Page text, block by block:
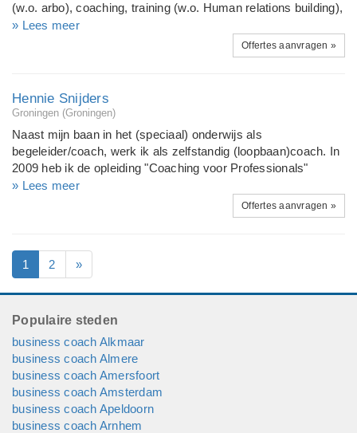
(w.o. arbo), coaching, training (w.o. Human relations building),
begeleiding, isocertificering, onderzoek, (beleids)evaluatie,
rapportages en diverse verslagleggingen, opzetten en
ondersteunen van werkcentra, reintegratie van
ondersteuning en coaching, diversiteitsmanagement,
begeleiding van fusieprocessen en tekstproducties.
» Lees meer
Offertes aanvragen »
Hennie Snijders
Groningen (Groningen)
Naast mijn baan in het (speciaal) onderwijs als
begeleider/coach, werk ik als zelfstandig (loopbaan)coach. In
2009 heb ik de opleiding "Coaching voor Professionals"
afgerond bij de School voor Coaching in Leiden en in mei
2011 de specialisatie "loopbaancoaching" bij de Alba-
academie in Veldhoven. Ik heb jarenlange ervaring in het
(voorgezet) onderwijs. Sinds 1 november 2011 heb ik een
eigen coachpraktijk.
» Lees meer
Offertes aanvragen »
1 2 »
Populaire steden
business coach Alkmaar
business coach Almere
business coach Amersfoort
business coach Amsterdam
business coach Apeldoorn
business coach Arnhem